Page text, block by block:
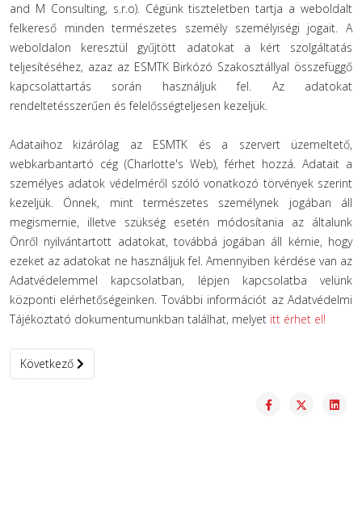
and M Consulting, s.r.o). Cégünk tiszteletben tartja a weboldalt
felkereső minden természetes személy személyiségi jogait. A
weboldalon keresztül gyűjtött adatokat a kért szolgáltatás
teljesítéséhez, azaz az ESMTK Birkózó Szakosztállyal összefüggő
kapcsolattartás során használjuk fel. Az adatokat
rendeltetésszerűen és felelősségteljesen kezeljük.
Adataihoz kizárólag az ESMTK és a szervert üzemeltető,
webkarbantartó cég (Charlotte's Web), férhet hozzá. Adatait a
személyes adatok védelméről szóló vonatkozó törvények szerint
kezeljük. Önnek, mint természetes személynek jogában áll
megismernie, illetve szükség esetén módosítania az általunk
Önről nyilvántartott adatokat, továbbá jogában áll kérnie, hogy
ezeket az adatokat ne használjuk fel. Amennyiben kérdése van az
Adatvédelemmel kapcsolatban, lépjen kapcsolatba velünk
központi elérhetőségeinken. További információt az Adatvédelmi
Tájékoztató dokumentumunkban találhat, melyet itt érhet el!
Következő cikk: Birkózó Akadémia
Következő